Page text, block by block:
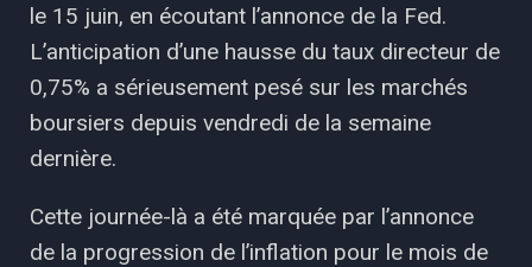
le 15 juin, en écoutant l’annonce de la Fed.
L’anticipation d’une hausse du taux directeur de
0,75% a sérieusement pesé sur les marchés
boursiers depuis vendredi de la semaine
dernière.
Cette journée-là a été marquée par l’annonce
de la progression de l’inflation pour le mois de